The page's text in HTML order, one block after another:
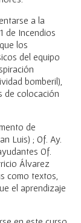
a la
de Incendios
los
del equipo
bomberil),
de colocación
de
Luis) ; Of. Ay.
Of.
Álvarez
como textos,
el aprendizaje